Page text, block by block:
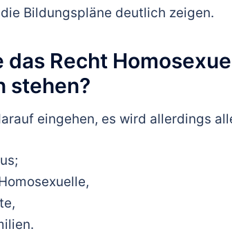
Bildungspläne deutlich zeigen.
das Recht
stehen?
eingehen, es wird allerdings